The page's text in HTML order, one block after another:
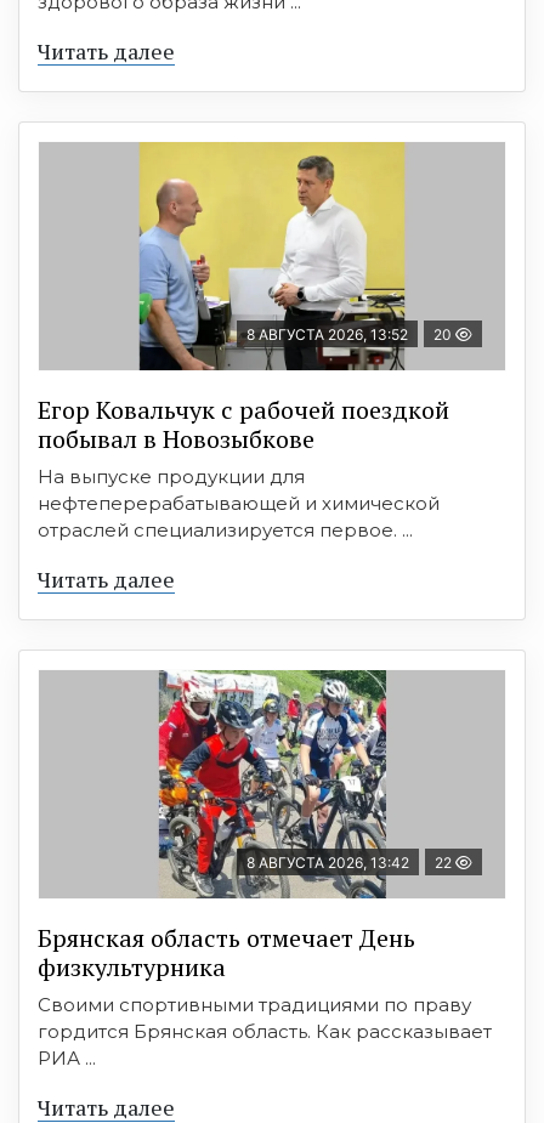
Читать далее
8 АВГУСТА 2026, 13:52 20
Егор Ковальчук с рабочей поездкой
побывал в Новозыбкове
На выпуске продукции для
нефтеперерабатывающей и химической
отраслей специализируется первое. ...
Читать далее
8 АВГУСТА 2026, 13:42 22
Брянская область отмечает День
физкультурника
Своими спортивными традициями по праву
гордится Брянская область. Как рассказывает
РИА ...
Читать далее